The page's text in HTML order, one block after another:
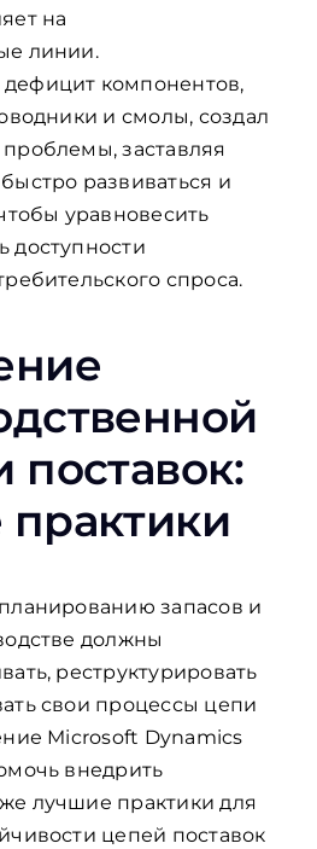
на
линии.
компонентов,
и смолы, создал
заставляя
развиваться и
уравновесить
доступности
спроса.
поставок:
запасов и
должны
реструктурировать
свои процессы цепи
Microsoft Dynamics
внедрить
лучшие практики для
цепей поставок